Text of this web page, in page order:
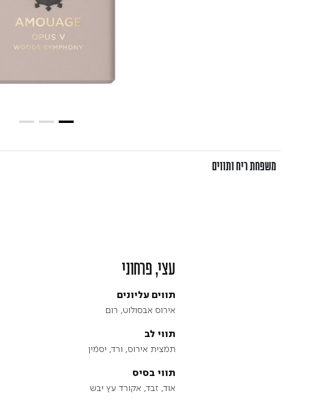
משפחת ריח ותווים
עצי, פרחוני
תווים עליונים
אירוס אבסולוט, רום
תווי לב
תמצית אירוס, ורד, יסמין
תווי בסיס
אוד, זבד, אקורד עץ יבש